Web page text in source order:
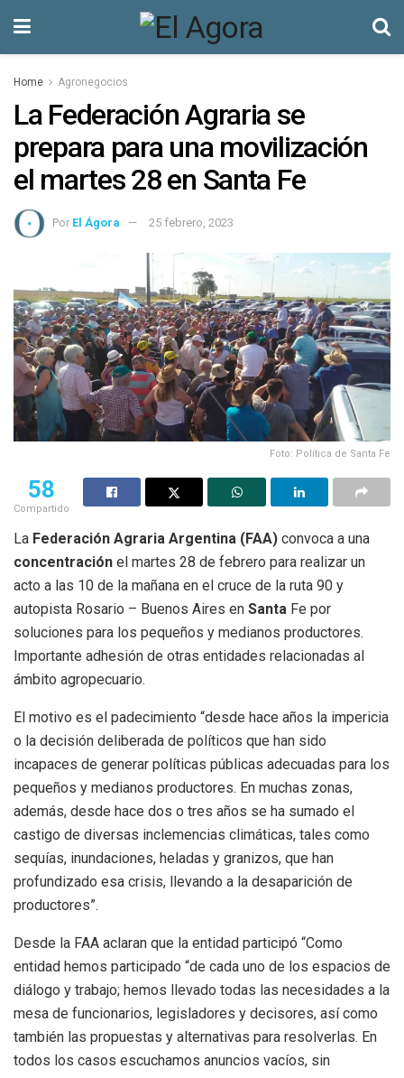
Home Agronegocios
La Federación Agraria se
prepara para una movilización
el martes 28 en Santa Fe
Por El Ágora 25 febrero, 2023
Foto: Política de Santa Fe
58
Compartido
La Federación Agraria Argentina (FAA) convoca a una
concentración el martes 28 de febrero para realizar un
acto a las 10 de la mañana en el cruce de la ruta 90 y
autopista Rosario – Buenos Aires en Santa Fe por
soluciones para los pequeños y medianos productores.
Importante adhesión de otras entidades relacionadas al
ámbito agropecuario.
El motivo es el padecimiento “desde hace años la impericia
o la decisión deliberada de políticos que han sido
incapaces de generar políticas públicas adecuadas para los
pequeños y medianos productores. En muchas zonas,
además, desde hace dos o tres años se ha sumado el
castigo de diversas inclemencias climáticas, tales como
sequías, inundaciones, heladas y granizos, que han
profundizado esa crisis, llevando a la desaparición de
productores”.
Desde la FAA aclaran que la entidad participó “Como
entidad hemos participado “de cada uno de los espacios de
diálogo y trabajo; hemos llevado todas las necesidades a la
mesa de funcionarios, legisladores y decisores, así como
también las propuestas y alternativas para resolverlas. En
todos los casos escuchamos anuncios vacíos, sin